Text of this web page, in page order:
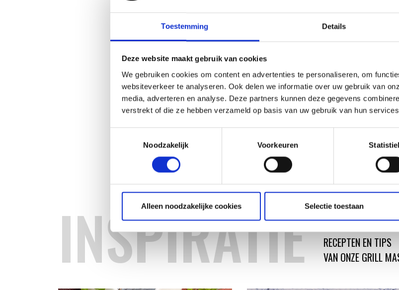
Toestemming Details
Deze website maakt gebruik van cookies
We gebruiken cookies om content en advertenties te personaliseren, om
websiteverkeer te analyseren. Ook delen we informatie over uw gebruik van
media, adverteren en analyse. Deze partners kunnen deze gegevens
verstrekt of die ze hebben verzameld op basis van uw gebruik van hun
Noodzakelijk
Voorkeuren
Alleen noodzakelijke cookies Selectie toestaan
WEBER ADAPTERSET
GASBUSJES & ADAPTERS
3 PACK
GASBUSJES &
INSPIRATIE
RECEPTEN EN TIPS
VAN ONZE GRILL